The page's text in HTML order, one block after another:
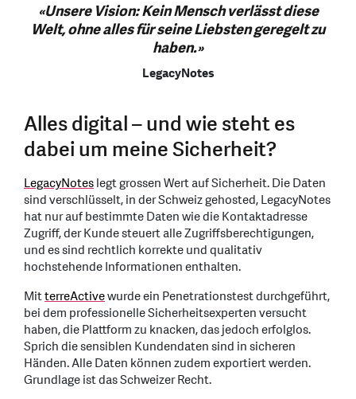
«Unsere Vision: Kein Mensch verlässt diese
Welt, ohne alles für seine Liebsten geregelt zu
haben.»
LegacyNotes
Alles digital – und wie steht es
dabei um meine Sicherheit?
LegacyNoteslegt grossen Wert auf Sicherheit. Die Daten
sind verschlüsselt, in der Schweiz gehosted, LegacyNotes
hat nur auf bestimmte Daten wie die Kontaktadresse
Zugriff, der Kunde steuert alle Zugriffsberechtigungen,
und es sind rechtlich korrekte und qualitativ
hochstehende Informationen enthalten.
MitterreActivewurde ein Penetrationstest durchgeführt,
bei dem professionelle Sicherheitsexperten versucht
haben, die Plattform zu knacken, das jedoch erfolglos.
Sprich die sensiblen Kundendaten sind in sicheren
Händen. Alle Daten können zudem exportiert werden.
Grundlage ist das Schweizer Recht.